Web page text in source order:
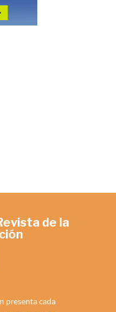
de la
presenta cada